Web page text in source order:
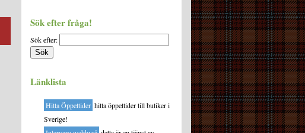
Sök efter fråga!
Sök efter:
Länklista
Hitta Öppettider hitta öppettider till butiker i
Sverige!